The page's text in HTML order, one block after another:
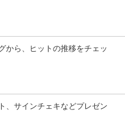
から、ヒットの推移をチェッ
、サインチェキなどプレゼン